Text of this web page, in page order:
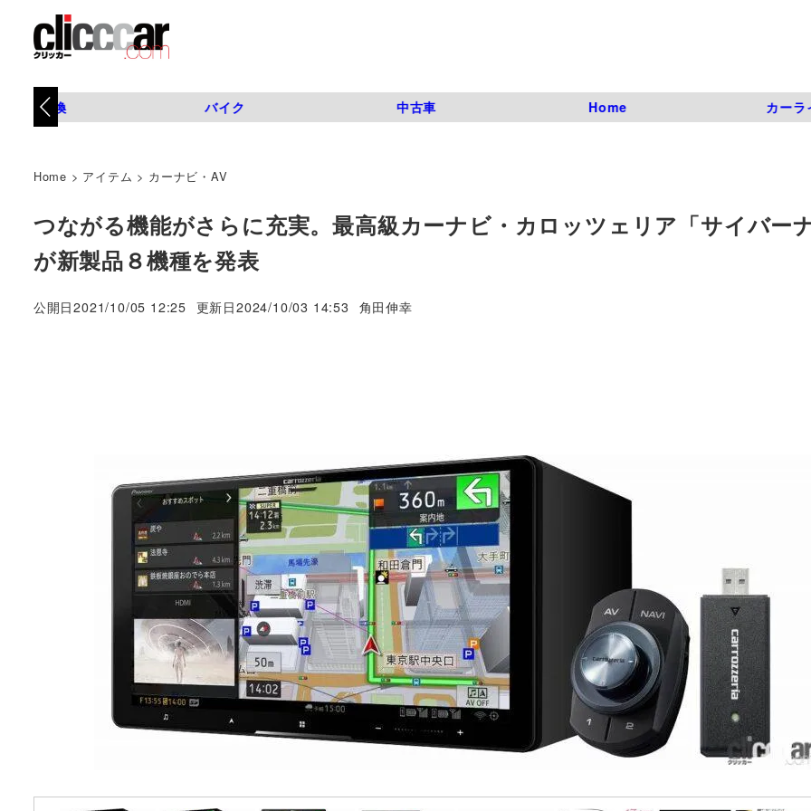
タイヤ交換 バイク 中古車 Home カーラ
Home > アイテム > カーナビ・AV
つながる機能がさらに充実。最高級カーナビ・カロッツェリア「サイバー
が新製品８機種を発表
公開日2021/10/05 12:25 更新日2024/10/03 14:53
著
角田伸幸